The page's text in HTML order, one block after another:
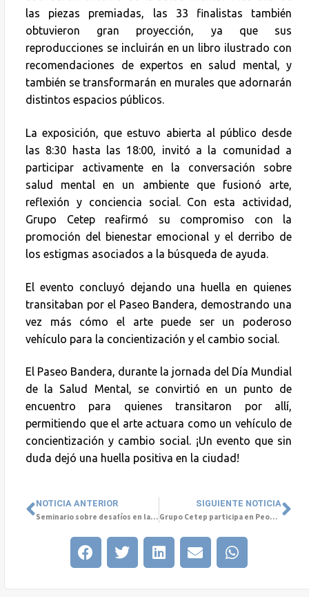
las piezas premiadas, las 33 finalistas también
obtuvieron gran proyección, ya que sus
reproducciones se incluirán en un libro ilustrado con
recomendaciones de expertos en salud mental, y
también se transformarán en murales que adornarán
distintos espacios públicos.
La exposición, que estuvo abierta al público desde
las 8:30 hasta las 18:00, invitó a la comunidad a
participar activamente en la conversación sobre
salud mental en un ambiente que fusionó arte,
reflexión y conciencia social. Con esta actividad,
Grupo Cetep reafirmó su compromiso con la
promoción del bienestar emocional y el derribo de
los estigmas asociados a la búsqueda de ayuda.
El evento concluyó dejando una huella en quienes
transitaban por el Paseo Bandera, demostrando una
vez más cómo el arte puede ser un poderoso
vehículo para la concientización y el cambio social.
El Paseo Bandera, durante la jornada del Día Mundial
de la Salud Mental, se convirtió en un punto de
encuentro para quienes transitaron por allí,
permitiendo que el arte actuara como un vehículo de
concientización y cambio social. ¡Un evento que sin
duda dejó una huella positiva en la ciudad!
NOTICIA ANTERIOR
Seminario sobre desafíos en la Salud Mental Infanto-Juvenil
SIGUIENTE NOTICIA
Grupo Cetep participa en People Day 2024 con un enfoque en el bienestar laboral